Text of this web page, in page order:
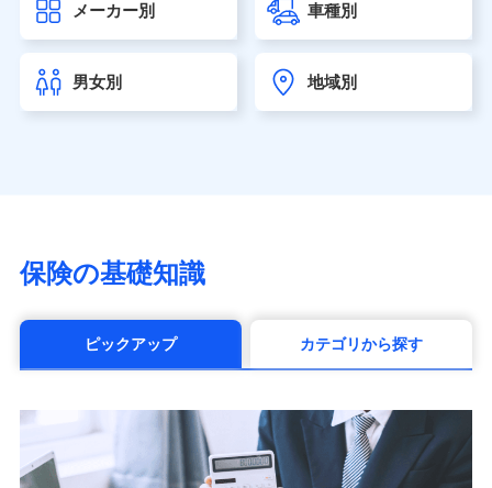
seimei.co.jp）
チューリッヒ生命保険株式会社
東京海上日動あんしん生命保険株式会社
（https://www.tmn-anshin.co.jp/）
マニュライフ生命保険株式会社
（https://www.manulife.co.jp/）
（https://www.msa-life.co.jp/）
メットライフ生命株式会社(https://www.metlife.co.jp/)
■少額短期保険
株式会社アシロ少額短期保険 (https://kailash.co.jp/)
メーカー別 車種別
男女別 地域別
保険の基礎知識
ピックアップ カテゴリから探す